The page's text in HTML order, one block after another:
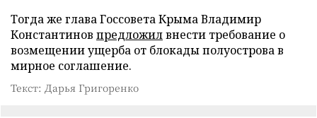
Тогда же глава Госсовета Крыма Владимир
Константинов предложилвнести требование о
возмещении ущерба от блокады полуострова в
мирное соглашение.
Текст: Дарья Григоренко